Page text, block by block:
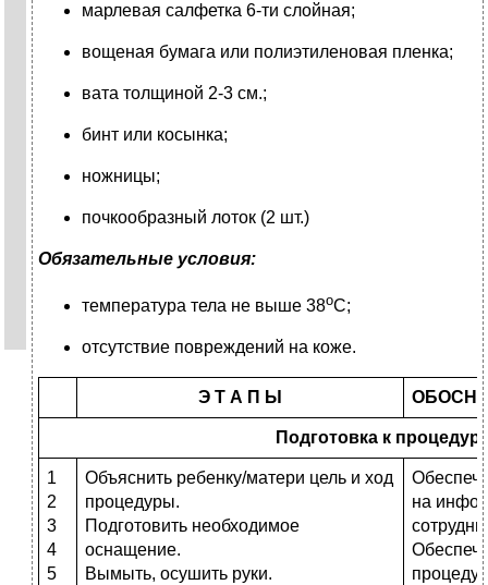
марлевая салфетка 6-ти слойная;
вощеная бумага или полиэтиленовая пленка;
вата толщиной 2-3 см.;
бинт или косынка;
ножницы;
почкообразный лоток (2 шт.)
Обязательные условия:
температура тела не выше 38оС;
отсутствие повреждений на коже.
Э Т А П Ы
Подготовка к
1
2
3
4
5
Объяснить ребенку/матери цель и ход
процедуры.
Подготовить необходимое
оснащение.
Вымыть, осушить руки.
на